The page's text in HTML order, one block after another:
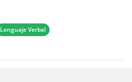
Lenguaje Verbal